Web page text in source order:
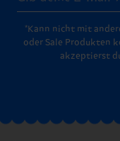
*Kann nicht mit
oder Sale Produkten
akzeptierst